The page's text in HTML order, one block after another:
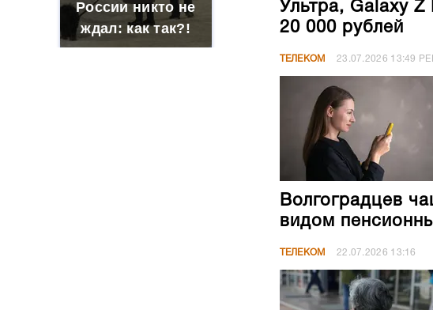
России никто не
ждал: как так?!
Ультра, Galaxy
20 000 рублей
ТЕЛЕКОМ 23.07.2026 13:49
Волгоградцев
видом
ТЕЛЕКОМ 22.07.2026 13:16